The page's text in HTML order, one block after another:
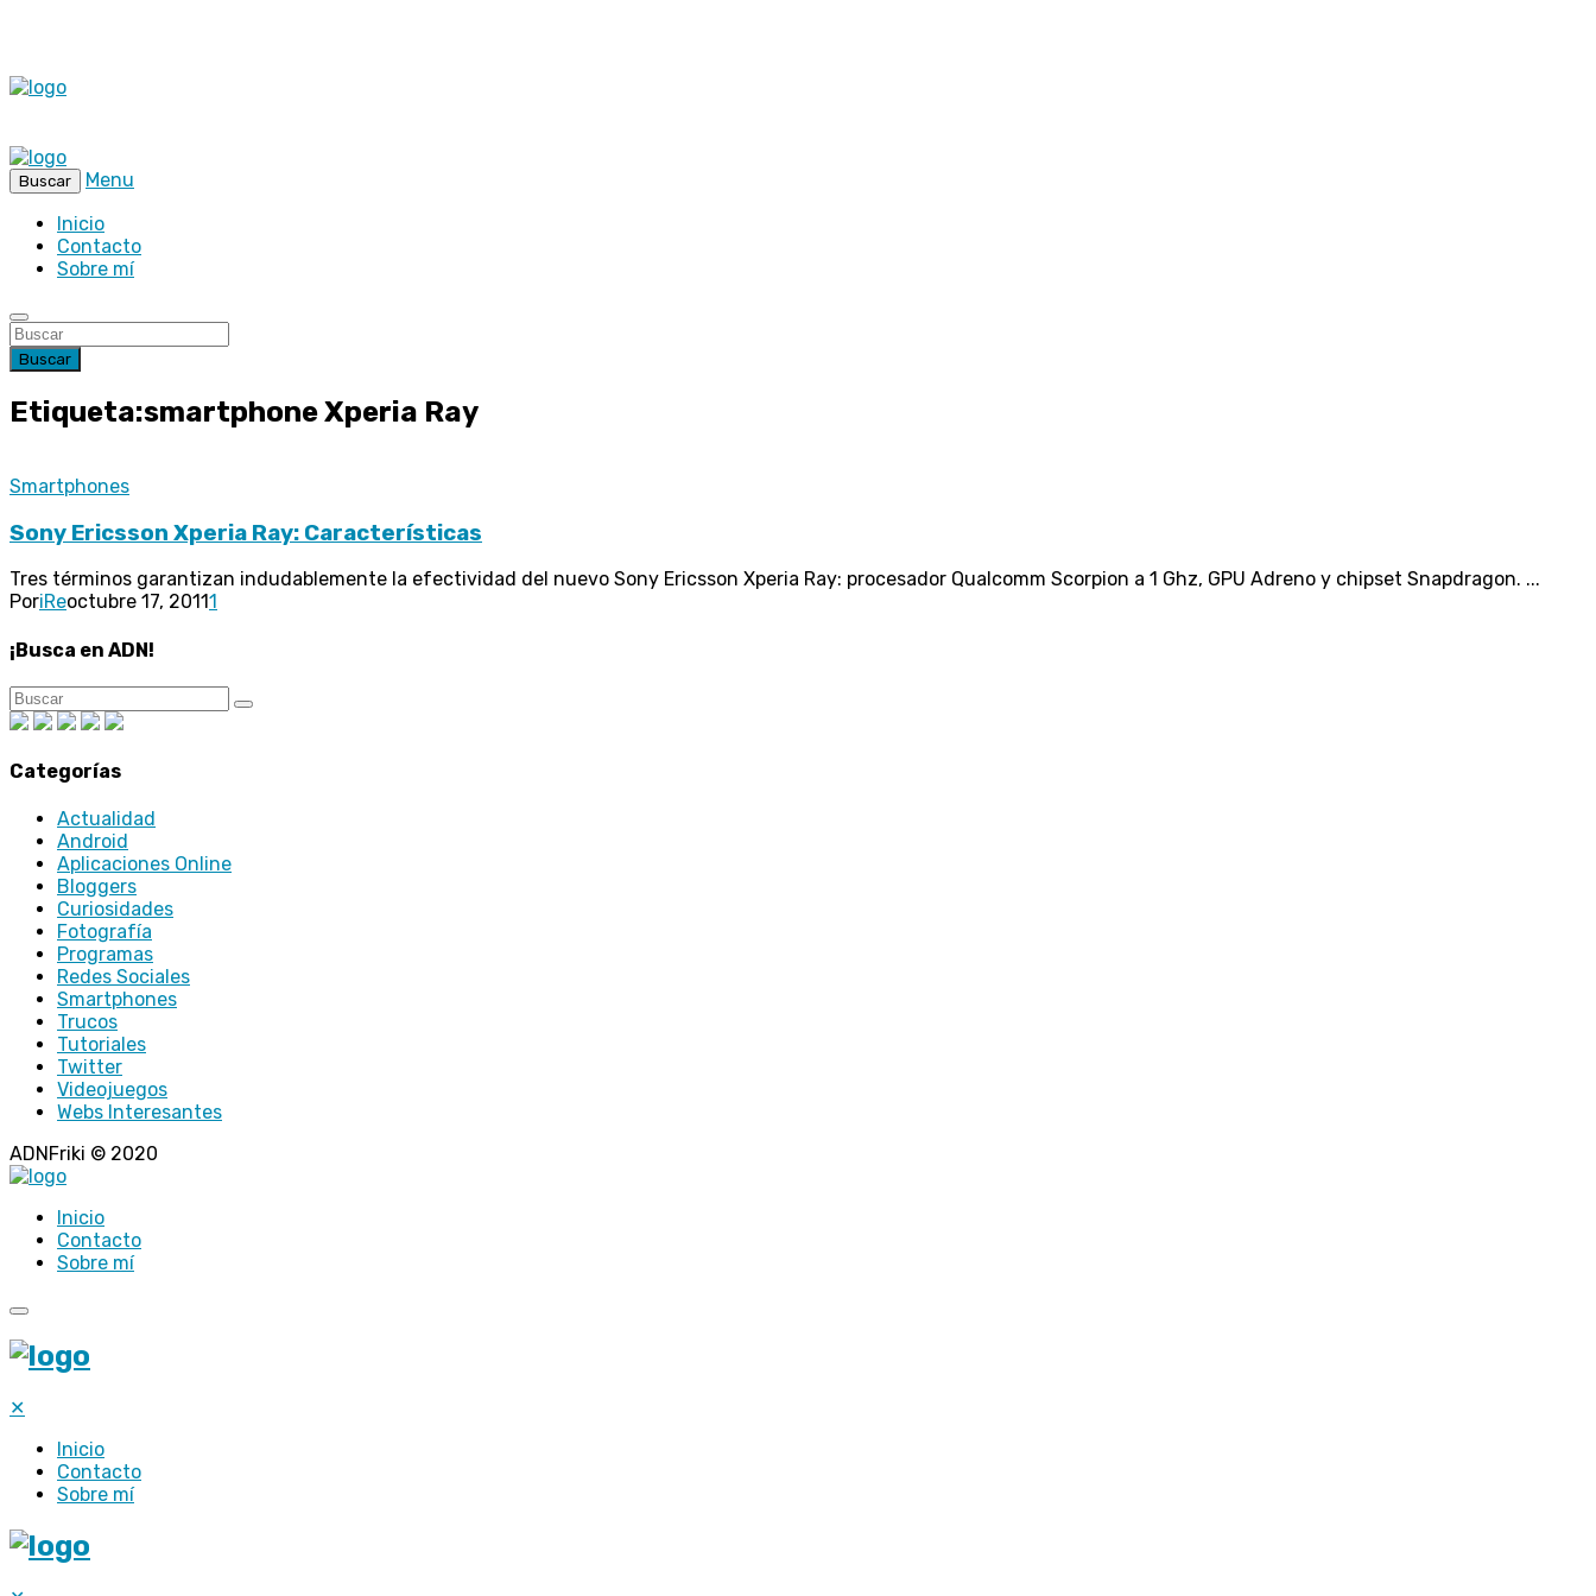
Buscar
Menu
Inicio
Contacto
Sobre mí
Buscar
Etiqueta:smartphone Xperia Ray
Smartphones
Sony Ericsson Xperia Ray: Características
Tres términos garantizan indudablemente la efectividad del nuevo Sony Ericsson Xperia Ray: procesador Qualcomm Scorpion a 1 Ghz, GPU Adreno y chipset Snapdragon. ...
PoriReoctubre 17, 20111
¡Busca en ADN!
Categorías
Actualidad
Android
Aplicaciones Online
Bloggers
Curiosidades
Fotografía
Programas
Redes Sociales
Smartphones
Trucos
Tutoriales
Twitter
Videojuegos
Webs Interesantes
ADNFriki © 2020
Inicio
Contacto
Sobre mí
✕
Inicio
Contacto
Sobre mí